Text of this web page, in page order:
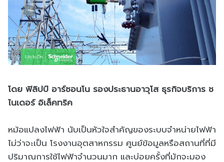
โดย ฟิลิปป์ อาร์ซอนโน รองประธานอาวุโส ธุรกิจบริการ ช
ไนเดอร์ อิเล็คทริค
หม้อแปลงไฟฟ้า นับเป็นหัวใจสำคัญของระบบจำหน่ายไฟฟ้า
ไม่ว่าจะเป็น โรงงานอุตสาหกรรม ศูนย์ข้อมูลหรือสถานที่ที่มี
ปริมาณการใช้ไฟฟ้าจำนวนมาก และบ่อยครั้งที่มักจะมอง